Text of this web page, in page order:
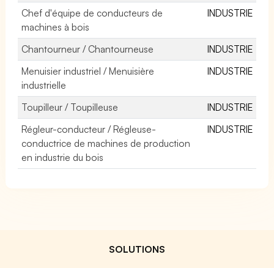
Chef d'équipe de conducteurs de
machines à bois
INDUSTRIE
Chantourneur / Chantourneuse
INDUSTRIE
Menuisier industriel / Menuisière
industrielle
INDUSTRIE
Toupilleur / Toupilleuse
INDUSTRIE
Régleur-conducteur / Régleuse-
conductrice de machines de production
en industrie du bois
INDUSTRIE
SOLUTIONS